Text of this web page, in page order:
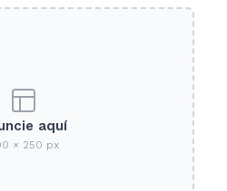
aquí
× 250 px